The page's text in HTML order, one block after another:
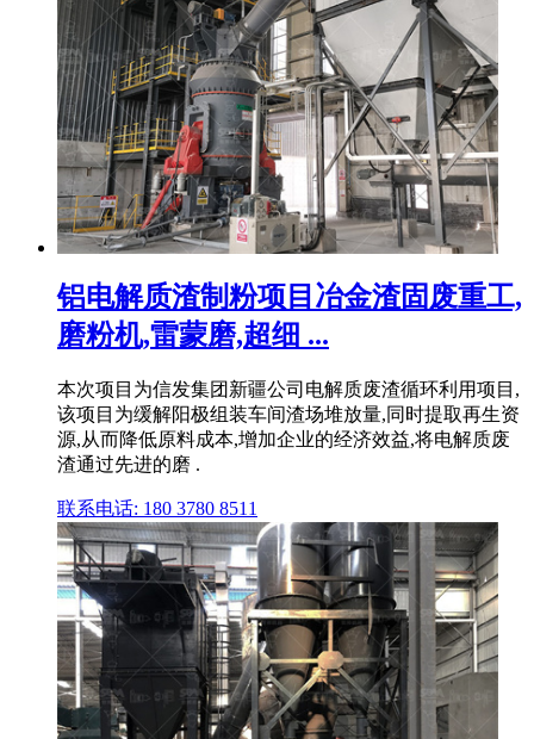
铝电解质渣制粉项目冶金渣固废重工,
磨粉机,雷蒙磨,超细 ...
本次项目为信发集团新疆公司电解质废渣循环利用项目,
该项目为缓解阳极组装车间渣场堆放量,同时提取再生资
源,从而降低原料成本,增加企业的经济效益,将电解质废
渣通过先进的磨 .
联系电话: 180 3780 8511